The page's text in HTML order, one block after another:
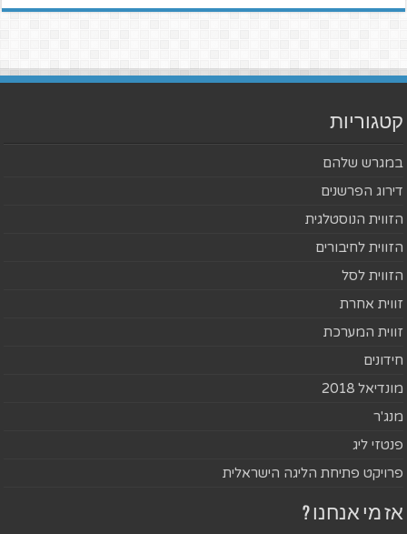
קטגוריות
במגרש שלהם
דירוג הפרשנים
הזווית הנוסטלגית
הזווית לחיבורים
הזווית לסל
זווית אחרת
זווית המערכת
חידונים
מונדיאל 2018
מנג'ר
פנטזי ליג
פרויקט פתיחת הליגה הישראלית
אז מי אנחנו ?